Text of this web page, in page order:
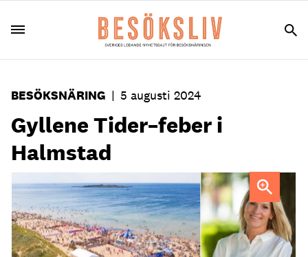
BESÖKSNÄRING | 5 augusti 2024
Gyllene Tider–feber i
Halmstad
Tylösand FOTO: ReiseguttaKarolina Davidsson